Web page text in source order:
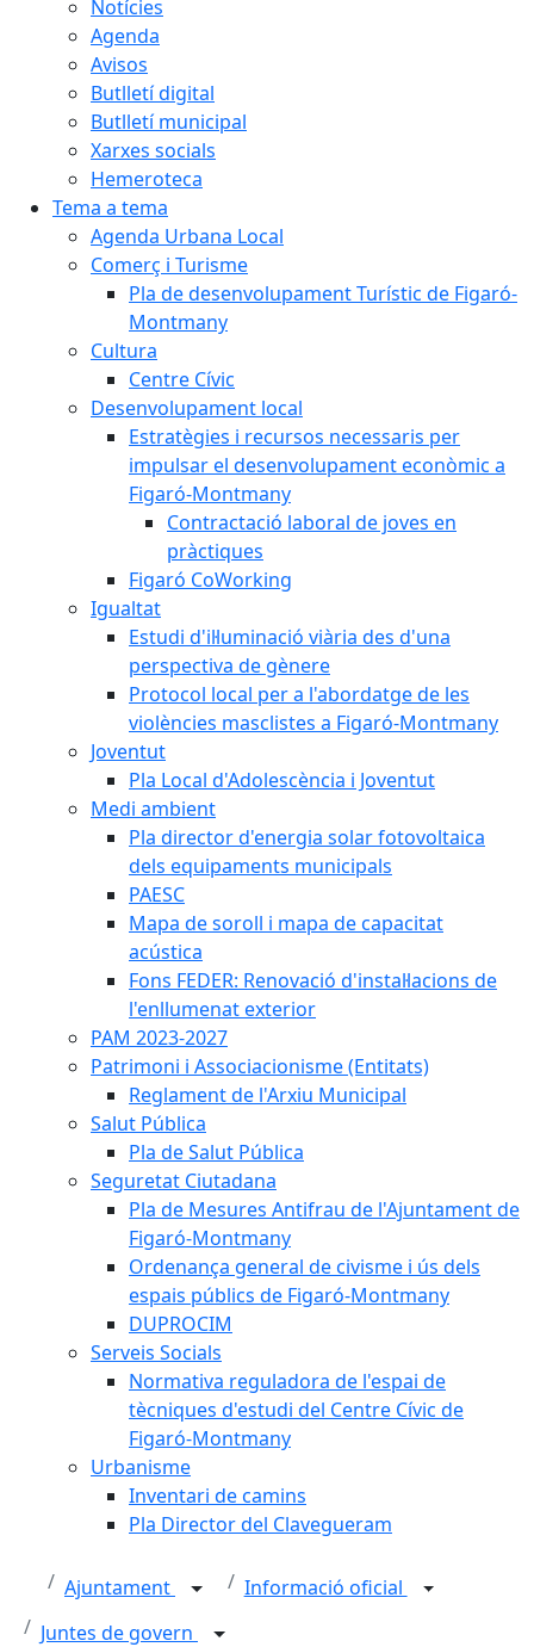
Notícies
Agenda
Avisos
Butlletí digital
Butlletí municipal
Xarxes socials
Hemeroteca
Tema a tema
Agenda Urbana Local
Comerç i Turisme
Pla de desenvolupament Turístic de Figaró-
Montmany
Cultura
Centre Cívic
Desenvolupament local
Estratègies i recursos necessaris per
impulsar el desenvolupament econòmic a
Figaró-Montmany
Contractació laboral de joves en
pràctiques
Figaró CoWorking
Igualtat
Estudi d'il·luminació viària des d'una
perspectiva de gènere
Protocol local per a l'abordatge de les
violències masclistes a Figaró-Montmany
Joventut
Pla Local d'Adolescència i Joventut
Medi ambient
Pla director d'energia solar fotovoltaica
dels equipaments municipals
PAESC
Mapa de soroll i mapa de capacitat
acústica
Fons FEDER: Renovació d'instal·lacions de
l'enllumenat exterior
PAM 2023-2027
Patrimoni i Associacionisme (Entitats)
Reglament de l'Arxiu Municipal
Salut Pública
Pla de Salut Pública
Seguretat Ciutadana
Pla de Mesures Antifrau de l'Ajuntament de
Figaró-Montmany
Ordenança general de civisme i ús dels
espais públics de Figaró-Montmany
DUPROCIM
Serveis Socials
Normativa reguladora de l'espai de
tècniques d'estudi del Centre Cívic de
Figaró-Montmany
Urbanisme
Inventari de camins
Pla Director del Clavegueram
Ajuntament
Informació oficial
Juntes de govern